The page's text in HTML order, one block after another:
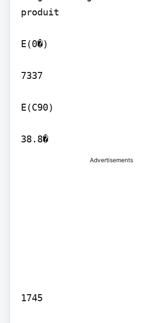
produit
E(0�)
7337
E(C90)
38.8�
Advertisements
1745